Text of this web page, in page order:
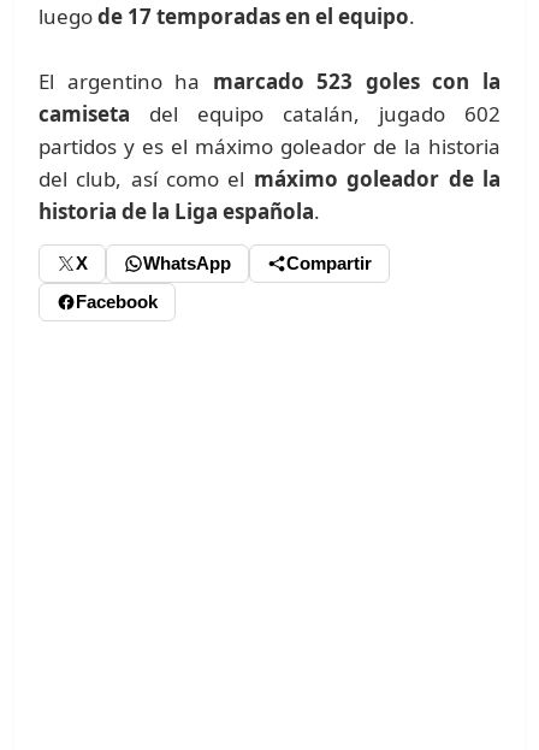
luegode 17 temporadas en el equipo.
El argentino ha marcado 523 goles con la
camiseta del equipo catalán, jugado 602
partidos y es el máximo goleador de la historia
del club, así como el máximo goleador de la
historia de la Liga española.
X WhatsApp
Compartir
Facebook